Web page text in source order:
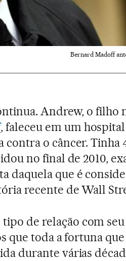
Bernard Madoff
Andrew, o filho
, faleceu em um
o câncer. Tinha
no final de 2010,
daquela que é
recente de Wall
de relação com seu
que toda a fortuna
durante várias